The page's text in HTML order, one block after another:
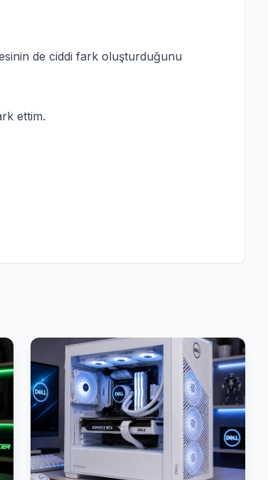
de ciddi fark oluşturduğunu
ettim.